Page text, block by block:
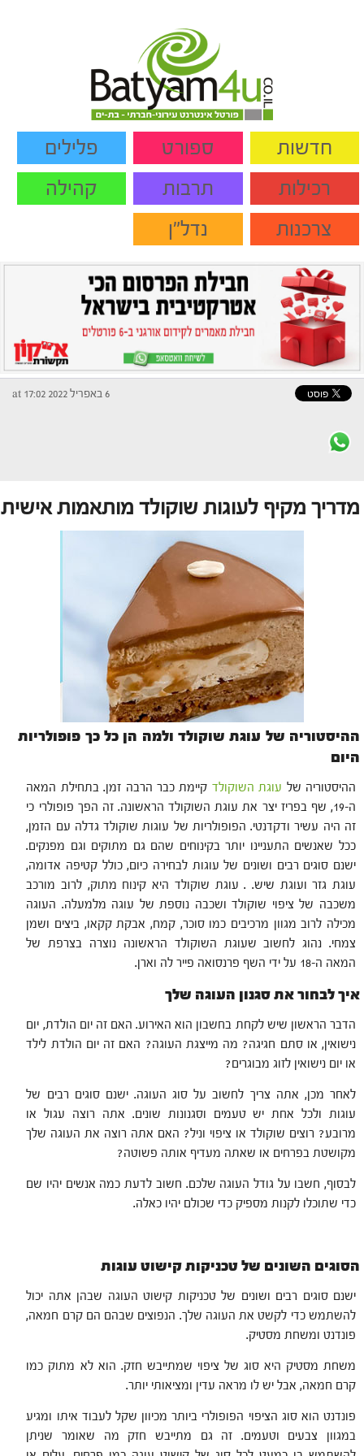
חדשות ספורט
פלילים
רכילות
תרבות
קהילה
צרכנות
נדל"ן
6 באפריל 2022 at 17:02
מדריך מקיף לעוגות שוקולד מותאמות אישית
ההיסטוריה של עוגת שוקולד ולמה הן כל כך פופולריות
היום
ההיסטוריה של עוגת השוקולד קיימת כבר הרבה זמן. בתחילת המאה
ה-19, שף בפריז יצר את עוגת השוקולד הראשונה. זה הפך פופולרי כי
זה היה עשיר ודקדנטי. הפופולריות של עוגות שוקולד גדלה עם הזמן,
ככל שאנשים התעניינו יותר בקינוחים שהם גם מתוקים וגם מפנקים.
ישנם סוגים רבים ושונים של עוגות לבחירה כיום, כולל קטיפה אדומה,
עוגת גזר ועוגת שיש. . עוגת שוקולד היא קינוח מתוק, לרוב מורכב
משכבה של ציפוי שוקולד ושכבה נוספת של עוגה מלמעלה. העוגה
מכילה לרוב מגוון מרכיבים כמו סוכר, קמח, אבקת קקאו, ביצים ושמן
צמחי. נהוג לחשוב שעוגת השוקולד הראשונה נוצרה בצרפת של
המאה ה-18 על ידי השף פרנסואה פייר לה וארן.
איך לבחור את סגנון העוגה שלך
הדבר הראשון שיש לקחת בחשבון הוא האירוע. האם זה יום הולדת, יום
נישואין, או סתם חגיגה? מה מייצגת העוגה? האם זה יום הולדת לילד
או יום נישואין לזוג מבוגרים?
לאחר מכן, אתה צריך לחשוב על סוג העוגה. ישנם סוגים רבים של
עוגות ולכל אחת יש טעמים וסגנונות שונים. אתה רוצה עגול או
מרובע? רוצים שוקולד או ציפוי וניל? האם אתה רוצה את העוגה שלך
מקושטת בפרחים או שאתה מעדיף אותה פשוטה?
לבסוף, חשבו על גודל העוגה שלכם. חשוב לדעת כמה אנשים יהיו שם
כדי שתוכלו לקנות מספיק כדי שכולם יהיו כאלה.
הסוגים השונים של טכניקות קישוט עוגות
ישנם סוגים רבים ושונים של טכניקות קישוט העוגה שבהן אתה יכול
להשתמש כדי לקשט את העוגה שלך. הנפוצים שבהם הם קרם חמאה,
פונדנט ומשחת מסטיק.
משחת מסטיק היא סוג של ציפוי שמתייבש חזק. הוא לא מתוק כמו
קרם חמאה, אבל יש לו מראה עדין ומציאותי יותר.
פונדנט הוא סוג הציפוי הפופולרי ביותר מכיוון שקל לעבוד איתו ומגיע
במגוון צבעים וטעמים. זה גם מתייבש חזק מה שאומר שניתן